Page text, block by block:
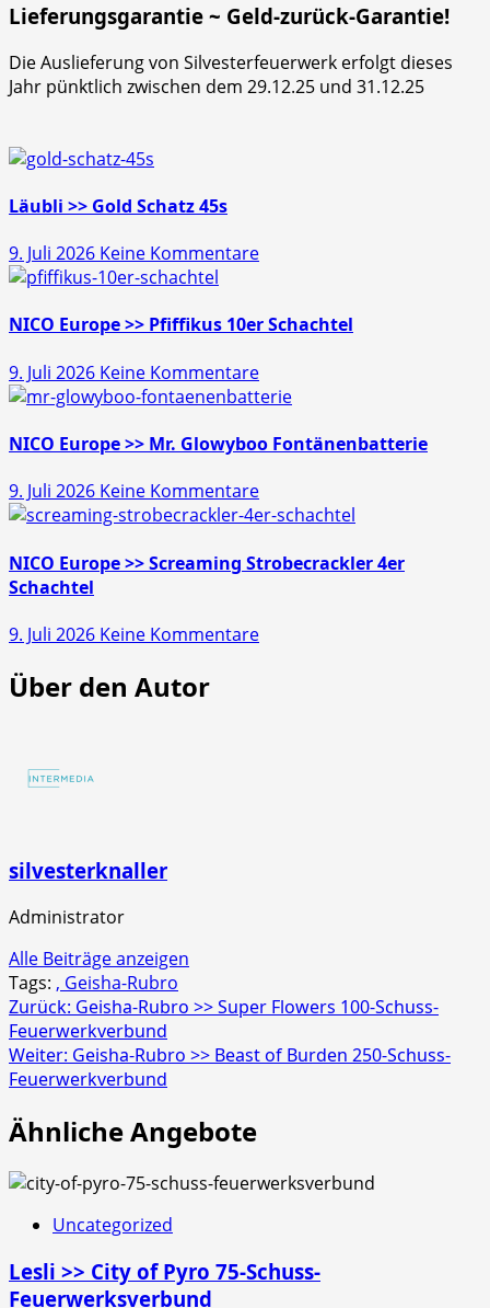
Lieferungsgarantie ~ Geld-zurück-Garantie!
Die Auslieferung von Silvesterfeuerwerk erfolgt dieses
Jahr pünktlich zwischen dem 29.12.25 und 31.12.25
Läubli >> Gold Schatz 45s
9. Juli 2026 Keine Kommentarezu
Gold
45s
NICO Europe >> Pfiffikus 10er Schachtel
9. Juli 2026 Keine Kommentarezu
NICO
>>
10er
Schachtel
NICO Europe >> Mr. Glowyboo Fontänenbatterie
9. Juli 2026 Keine Kommentarezu
NICO
>>
Fontänenbatterie
NICO Europe >> Screaming Strobecrackler 4er
Schachtel
9. Juli 2026 Keine Kommentarezu
Über den Autor
silvesterknaller
Administrator
Alle Beiträge anzeigen
Tags: , Geisha-Rubro
Beitragsnavigation
Zurück: Geisha-Rubro >> Super Flowers 100-Schuss-
Feuerwerkverbund
Weiter: Geisha-Rubro >> Beast of Burden 250-Schuss-
Feuerwerkverbund
Ähnliche Angebote
Uncategorized
Lesli >> City of Pyro 75-Schuss-
Feuerwerksverbund